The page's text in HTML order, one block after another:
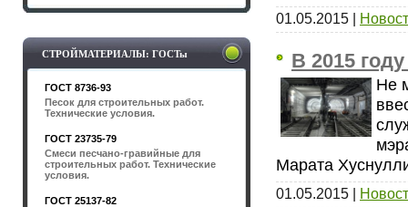
СТРОЙМАТЕРИАЛЫ: ГОСТы
ГОСТ 8736-93
Песок для строительных работ.
Технические условия.
ГОСТ 23735-79
Смеси песчано-гравийные для
строительных работ. Технические
условия.
ГОСТ 25137-82
01.05.2015 |
В 2015
Не
Марата
01.05.2015 |